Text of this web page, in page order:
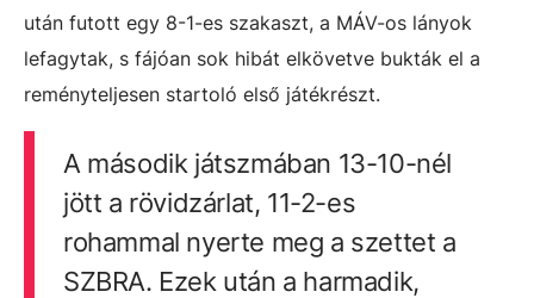
után futott egy 8-1-es szakaszt, a MÁV-os lányok
lefagytak, s fájóan sok hibát elkövetve bukták el a
reményteljesen startoló első játékrészt.
A második játszmában 13-10-nél
jött a rövidzárlat, 11-2-es
rohammal nyerte meg a szettet a
SZBRA. Ezek után a harmadik,